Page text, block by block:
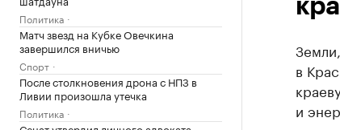
Политика
Матч звезд на Кубке Овечкина
завершился вничью
Спорт
После столкновения дрона с НПЗ в
Ливии произошла утечка
Политика
в
и